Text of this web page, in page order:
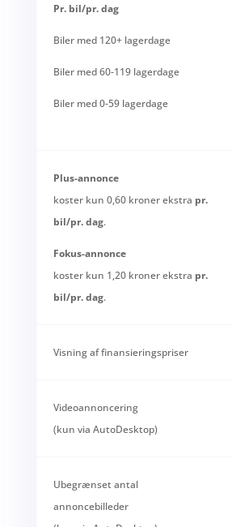
Pr. bil/pr. dag
Biler med 120+ lagerdage
Biler med 60-119 lagerdage
Biler med 0-59 lagerdage
Plus-annonce
koster kun 0,60 kroner ekstra pr.
bil/pr. dag.
Fokus-annonce
koster kun 1,20 kroner ekstra pr.
bil/pr. dag.
Visning af finansieringspriser
Videoannoncering
(kun via AutoDesktop)
Ubegrænset antal
annoncebilleder